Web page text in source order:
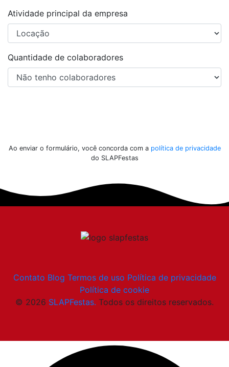
Atividade principal da empresa
Quantidade de colaboradores
Ao enviar o formulário, você concorda com a política de privacidade
do SLAPFestas
Contato Blog Termos de uso Política de privacidade
Política de cookie
© 2026 SLAPFestas. Todos os direitos reservados.